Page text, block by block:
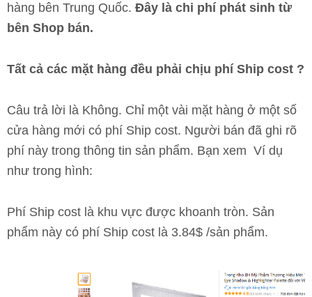
hàng bên Trung Quốc. Đây là chi phí phát sinh từ
bên Shop bán.
Tất cả các mặt hàng đều phải chịu phí Ship cost ?
Câu trả lời là Không. Chỉ một vài mặt hàng ở một số
cửa hàng mới có phí Ship cost. Người bán đã ghi rõ
phí này trong thông tin sản phẩm. Bạn xem Ví dụ
như trong hình:
Phí Ship cost là khu vực được khoanh tròn. Sản
phẩm này có phí Ship cost là 3.84$ /sản phẩm.